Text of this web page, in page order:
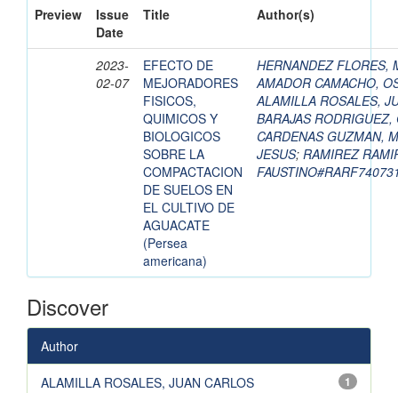
Preview
Issue
Date
Title Author(s)
2023-
02-07
EFECTO DE
MEJORADORES
FISICOS,
QUIMICOS Y
BIOLOGICOS
SOBRE LA
COMPACTACION
DE SUELOS EN
EL CULTIVO DE
AGUACATE
(Persea
americana)
HERNANDEZ FLORES,
AMADOR CAMACHO,
ALAMILLA ROSALES,
BARAJAS RODRIGUEZ,
CARDENAS GUZMAN,
JESUS; RAMIREZ
Discover
Author
1
ALAMILLA ROSALES, JUAN CARLOS